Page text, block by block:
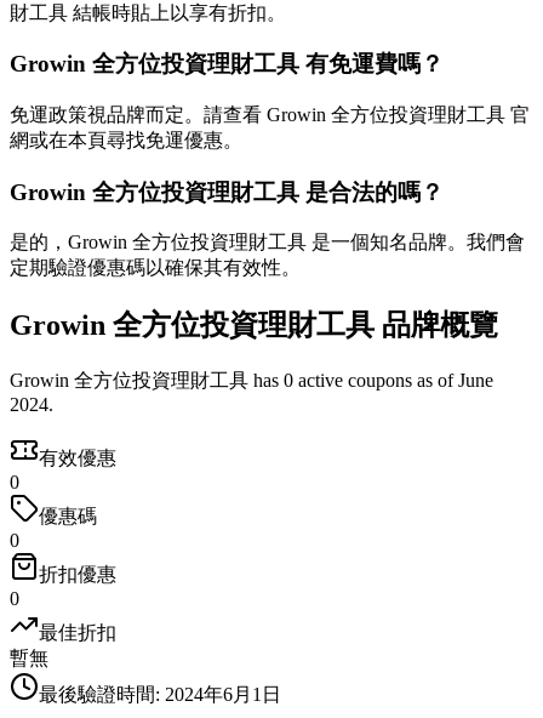
財工具 結帳時貼上以享有折扣。
Growin 全方位投資理財工具 有免運費嗎？
免運政策視品牌而定。請查看 Growin 全方位投資理財工具 官
網或在本頁尋找免運優惠。
Growin 全方位投資理財工具 是合法的嗎？
是的，Growin 全方位投資理財工具 是一個知名品牌。我們會
定期驗證優惠碼以確保其有效性。
Growin 全方位投資理財工具 品牌概覽
Growin 全方位投資理財工具 has 0 active coupons as of June
2024.
有效優惠
0
優惠碼
0
折扣優惠
0
最佳折扣
暫無
最後驗證時間: 2024年6月1日